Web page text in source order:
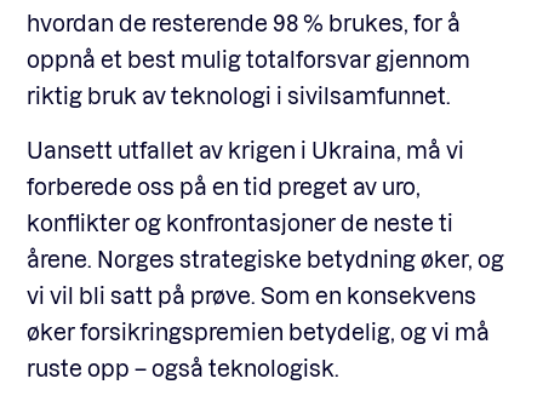
hvordan de resterende 98 % brukes, for å
oppnå et best mulig totalforsvar gjennom
riktig bruk av teknologi i sivilsamfunnet.
Uansett utfallet av krigen i Ukraina, må vi
forberede oss på en tid preget av uro,
konflikter og konfrontasjoner de neste ti
årene. Norges strategiske betydning øker, og
vi vil bli satt på prøve. Som en konsekvens
øker forsikringspremien betydelig, og vi må
ruste opp – også teknologisk.